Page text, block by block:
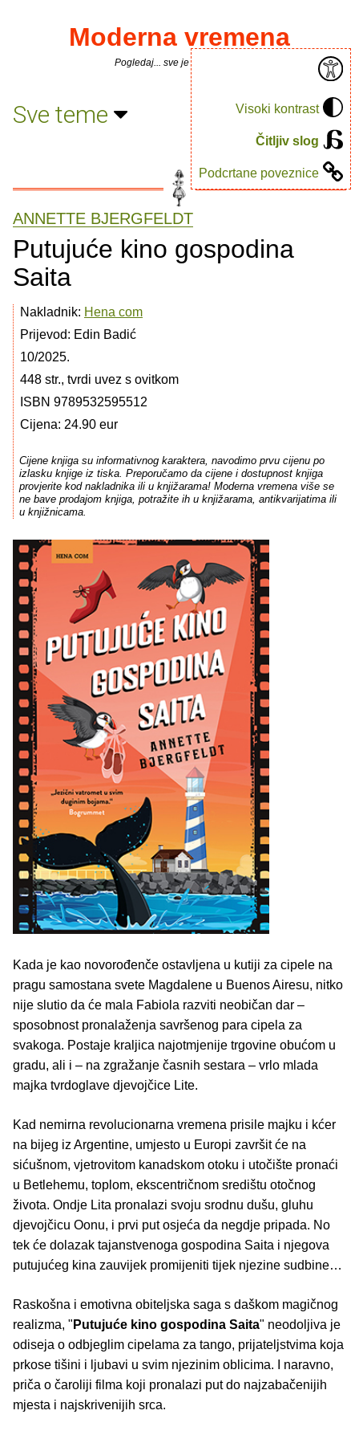
Visoki kontrast
Čitljiv slog
Podcrtane poveznice
Moderna vremena
Pogledaj... sve je puno knjiga.
Sve teme
ANNETTE BJERGFELDT
Putujuće kino gospodina
Saita
Nakladnik: Hena com
Prijevod: Edin Badić
10/2025.
448 str., tvrdi uvez s ovitkom
ISBN 9789532595512
Cijena: 24.90 eur
Cijene knjiga su informativnog karaktera, navodimo prvu cijenu po
izlasku knjige iz tiska. Preporučamo da cijene i dostupnost knjiga
provjerite kod nakladnika ili u knjižarama! Moderna vremena više se
ne bave prodajom knjiga, potražite ih u knjižarama, antikvarijatima ili
u knjižnicama.
Kada je kao novorođenče ostavljena u kutiji za cipele na
pragu samostana svete Magdalene u Buenos Airesu, nitko
nije slutio da će mala Fabiola razviti neobičan dar –
sposobnost pronalaženja savršenog para cipela za
svakoga. Postaje kraljica najotmjenije trgovine obućom u
gradu, ali i – na zgražanje časnih sestara – vrlo mlada
majka tvrdoglave djevojčice Lite.
Kad nemirna revolucionarna vremena prisile majku i kćer
na bijeg iz Argentine, umjesto u Europi završit će na
sićušnom, vjetrovitom kanadskom otoku i utočište pronaći
u Betlehemu, toplom, ekscentričnom središtu otočnog
života. Ondje Lita pronalazi svoju srodnu dušu, gluhu
djevojčicu Oonu, i prvi put osjeća da negdje pripada. No
tek će dolazak tajanstvenoga gospodina Saita i njegova
putujućeg kina zauvijek promijeniti tijek njezine sudbine…
Raskošna i emotivna obiteljska saga s daškom magičnog
realizma, " Putujuće kino gospodina Saita" neodoljiva je
odiseja o odbjeglim cipelama za tango, prijateljstvima koja
prkose tišini i ljubavi u svim njezinim oblicima. I naravno,
priča o čaroliji filma koji pronalazi put do najzabačenijih
mjesta i najskrivenijih srca.